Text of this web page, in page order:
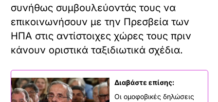
συνήθως συμβουλεύοντάς τους να
επικοινωνήσουν με την Πρεσβεία των
ΗΠΑ στις αντίστοιχες χώρες τους πριν
κάνουν οριστικά ταξιδιωτικά σχέδια.
Διαβάστε επίσης:
Οι ομοφοβικές δηλώσεις